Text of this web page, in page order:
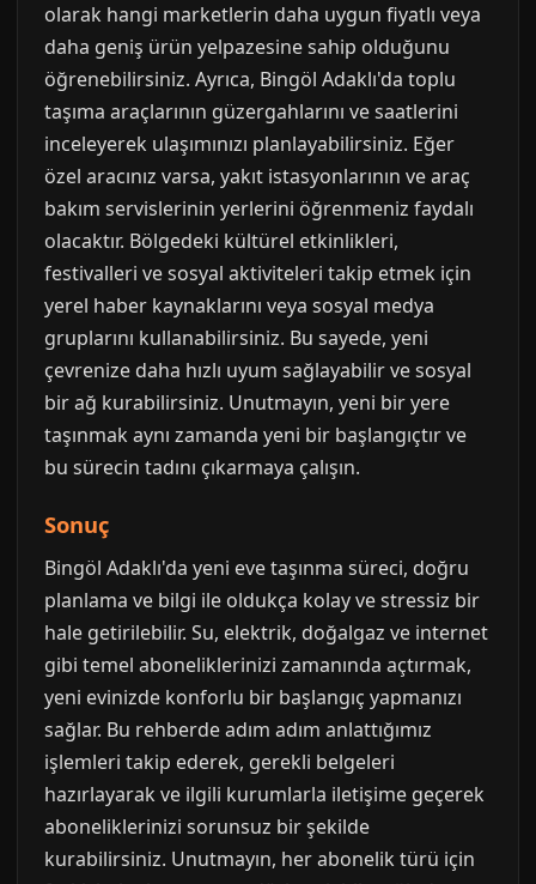
olarak hangi marketlerin daha uygun fiyatlı veya
daha geniş ürün yelpazesine sahip olduğunu
öğrenebilirsiniz. Ayrıca, Bingöl Adaklı'da toplu
taşıma araçlarının güzergahlarını ve saatlerini
inceleyerek ulaşımınızı planlayabilirsiniz. Eğer
özel aracınız varsa, yakıt istasyonlarının ve araç
bakım servislerinin yerlerini öğrenmeniz faydalı
olacaktır. Bölgedeki kültürel etkinlikleri,
festivalleri ve sosyal aktiviteleri takip etmek için
yerel haber kaynaklarını veya sosyal medya
gruplarını kullanabilirsiniz. Bu sayede, yeni
çevrenize daha hızlı uyum sağlayabilir ve sosyal
bir ağ kurabilirsiniz. Unutmayın, yeni bir yere
taşınmak aynı zamanda yeni bir başlangıçtır ve
bu sürecin tadını çıkarmaya çalışın.
Sonuç
Bingöl Adaklı'da yeni eve taşınma süreci, doğru
planlama ve bilgi ile oldukça kolay ve stressiz bir
hale getirilebilir. Su, elektrik, doğalgaz ve internet
gibi temel aboneliklerinizi zamanında açtırmak,
yeni evinizde konforlu bir başlangıç yapmanızı
sağlar. Bu rehberde adım adım anlattığımız
işlemleri takip ederek, gerekli belgeleri
hazırlayarak ve ilgili kurumlarla iletişime geçerek
aboneliklerinizi sorunsuz bir şekilde
kurabilirsiniz. Unutmayın, her abonelik türü için